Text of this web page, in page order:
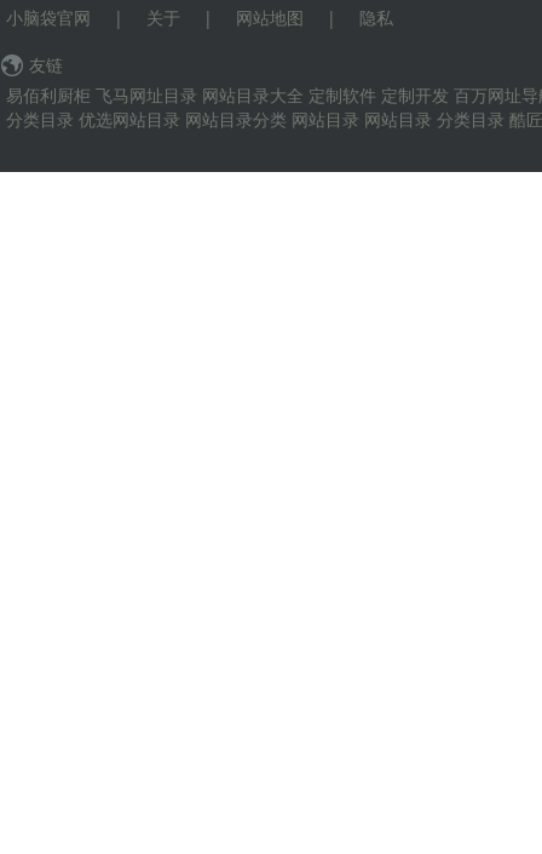
小脑袋官网
| 关于 | 网站地图 | 隐私
友链
易佰利厨柜 飞马网址目录 网站目录大全 定制软件 定制开发 百万网址
分类目录 优选网站目录 网站目录分类 网站目录 网站目录 分类目录 酷